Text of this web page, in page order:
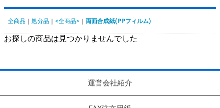
全商品 処分品 <全商品> 両面合成紙(PPフィルム)
お探しの商品は見つかりませんでした
運営会社紹介